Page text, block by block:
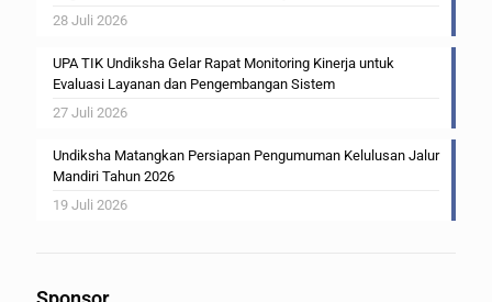
28 Juli 2026
UPA TIK Undiksha Gelar Rapat Monitoring Kinerja untuk
Evaluasi Layanan dan Pengembangan Sistem
27 Juli 2026
Undiksha Matangkan Persiapan Pengumuman Kelulusan Jalur
Mandiri Tahun 2026
19 Juli 2026